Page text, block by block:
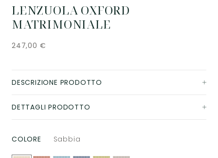
LENZUOLA OXFORD
MATRIMONIALE
247,00 €
DESCRIZIONE PRODOTTO
DETTAGLI PRODOTTO
COLORE Sabbia